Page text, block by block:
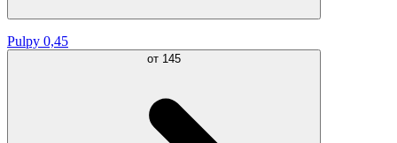
Pulpy 0,45
от 145